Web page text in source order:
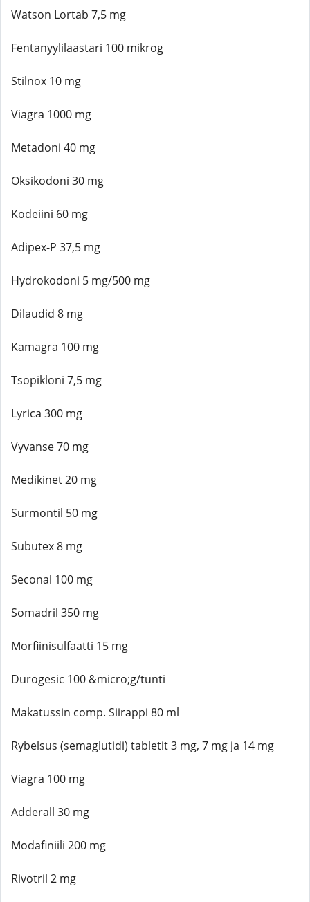
Watson Lortab 7,5 mg
Fentanyylilaastari 100 mikrog
Stilnox 10 mg
Viagra 1000 mg
Metadoni 40 mg
Oksikodoni 30 mg
Kodeiini 60 mg
Adipex-P 37,5 mg
Hydrokodoni 5 mg/500 mg
Dilaudid 8 mg
Kamagra 100 mg
Tsopikloni 7,5 mg
Lyrica 300 mg
Vyvanse 70 mg
Medikinet 20 mg
Surmontil 50 mg
Subutex 8 mg
Seconal 100 mg
Somadril 350 mg
Morfiinisulfaatti 15 mg
Durogesic 100 &micro;g/tunti
Makatussin comp. Siirappi 80 ml
Rybelsus (semaglutidi) tabletit 3 mg, 7 mg ja 14 mg
Viagra 100 mg
Adderall 30 mg
Modafiniili 200 mg
Rivotril 2 mg